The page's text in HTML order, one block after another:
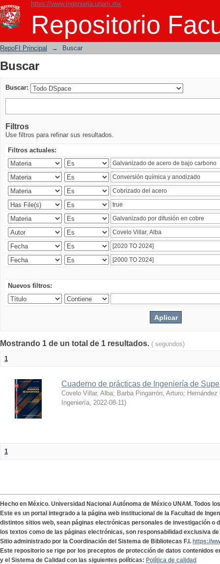
https://www.ingenieria.unam.mx
Repositorio
Buscar
RepoFI Principal → Buscar
Buscar
Buscar:
Filtros
Use filtros para refinar sus resultados.
Filtros actuales:
Nuevos filtros:
Mostrando 1 de un total de 1 resultados. ( segundos)
1
Cuaderno de prácticas de Ingeniería de
Covelo Villar, Alba; Barba Pingarrón, Arturo;
Ingeniería, 2022-08-11)
1
Hecho en México. Universidad Nacional Autónoma de México UNAM. Todos
Este es un portal integrado a la página web institucional de la Facultad de
distintos sitios web, sean páginas electrónicas personales de investigación o
los textos como de las páginas electrónicas, son responsabilidad exclusiva
Sitio administrado por la Coordinación del Sistema de Bibliotecas F.I. https://
Este repositorio se rige por los preceptos de protección de datos contenidos
y el Sistema de Calidad con las siguientes políticas: Política de calidad